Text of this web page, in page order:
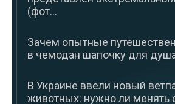
(фот...
Зачем опытные
в чемодан шапочку для
В Украине ввели новый
животных: нужно ли менять